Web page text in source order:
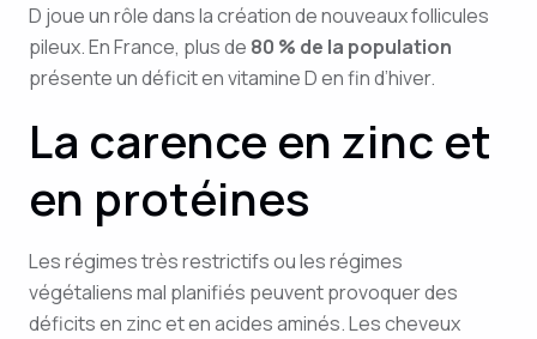
D joue un rôle dans la création de nouveaux follicules
pileux. En France, plus de 80 % de la population
présente un déficit en vitamine D en fin d’hiver.
La carence en zinc et
en protéines
Les régimes très restrictifs ou les régimes
végétaliens mal planifiés peuvent provoquer des
déficits en zinc et en acides aminés. Les cheveux